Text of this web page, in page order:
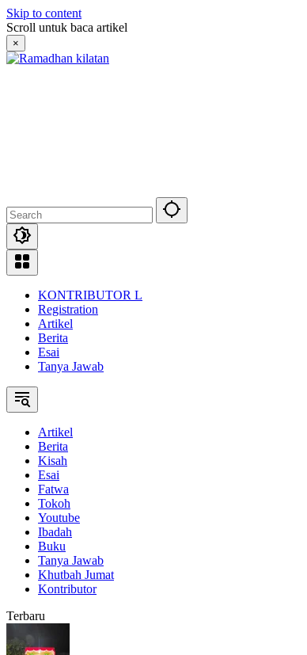
Skip to content
Scroll untuk baca artikel
×
KONTRIBUTOR L
Registration
Artikel
Berita
Esai
Tanya Jawab
Artikel
Berita
Kisah
Esai
Fatwa
Tokoh
Youtube
Ibadah
Buku
Tanya Jawab
Khutbah Jumat
Kontributor
Terbaru